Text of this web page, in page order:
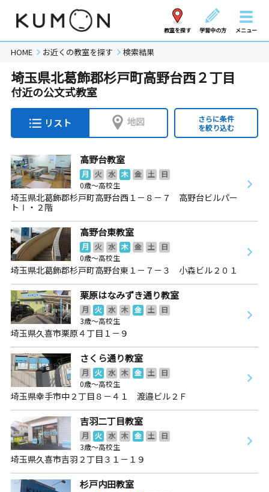
教室を探す 学習中の方 メニュー
HOME お近くの教室を探す 検索結果
埼玉県北葛飾郡杉戸町高野台西２丁目
付近の公文式教室
リスト 地図
さらに条件
を絞り込む
高野台教室
月 火 水 木 金 土
日
0歳～高校生
埼玉県北葛飾郡杉戸町高野台西１－８－７ 高野台ビルパー
トⅠ・２階
高野台東教室
月 火 水 木 金 土
日
0歳～高校生
埼玉県北葛飾郡杉戸町高野台東１－７－３ 小森ビル２０１
栗原はなみずき通り教室
月 火 水 木 金 土
日
3歳～高校生
埼玉県久喜市栗原４丁目１－９
さくら通り教室
月 火 水 木 金 土
日
0歳～高校生
埼玉県幸手市中２丁目８－４１ 渡邉ビル２Ｆ
吉羽二丁目教室
月 火 水 木 金 土
日
3歳～高校生
埼玉県久喜市吉羽２丁目３１－１９
杉戸内田教室